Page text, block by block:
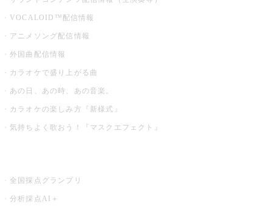
VOCALOID™配信情報
アニメソング配信情報
外国曲配信情報
カラオケで盛り上がる曲
あの日、あの時、あの音楽。
カラオケの楽しみ方『新様式』
気持ちよく歌おう！『マスクエフェクト』
全国採点グランプリ
分析採点AI＋